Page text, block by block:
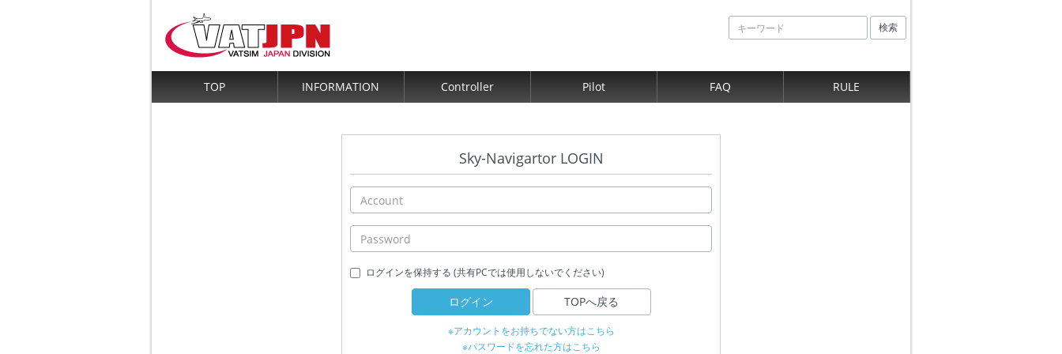
検索
TOP INFORMATION Controller Pilot FAQ RULE
Sky-Navigartor LOGIN
ログインを保持する (共有PCでは使用しないでください)
ログイン TOPへ戻る
※アカウントをお持ちでない方はこちら
※パスワードを忘れた方はこちら